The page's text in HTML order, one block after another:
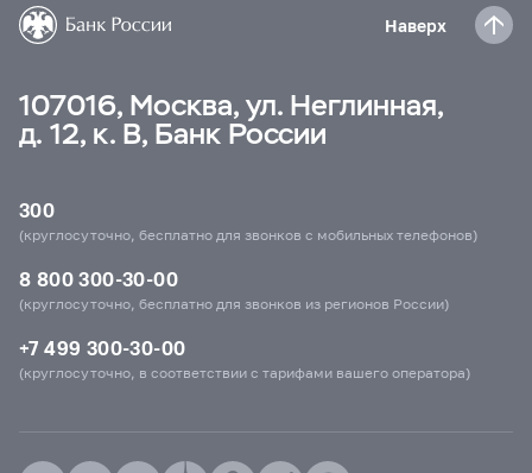
Наверх
107016, Москва, ул. Неглинная,
д. 12, к. В, Банк России
300
(круглосуточно, бесплатно для звонков с мобильных телефонов)
8 800 300-30-00
(круглосуточно, бесплатно для звонков из регионов России)
+7 499 300-30-00
(круглосуточно, в соответствии с тарифами вашего оператора)